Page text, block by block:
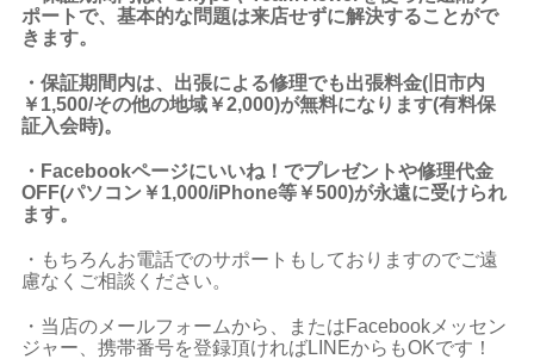
ポートで、基本的な問題は来店せずに解決することがで
きます。
・保証期間内は、出張による修理でも出張料金(旧市内
￥1,500/その他の地域￥2,000)が無料になります(有料保
証入会時)。
・Facebookページにいいね！でプレゼントや修理代金
OFF(パソコン￥1,000/iPhone等￥500)が永遠に受けられ
ます。
・もちろんお電話でのサポートもしておりますのでご遠
慮なくご相談ください。
・当店のメールフォームから、またはFacebookメッセン
ジャー、携帯番号を登録頂ければLINEからもOKです！